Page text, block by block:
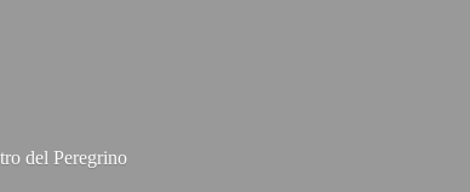
del Peregrino